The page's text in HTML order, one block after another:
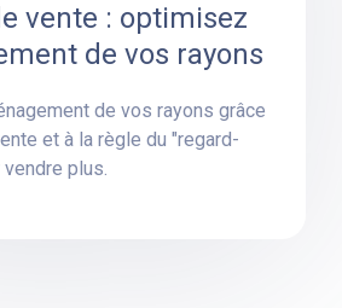
vente : optimisez
de vos rayons
de vos rayons grâce
et à la règle du "regard-
plus.